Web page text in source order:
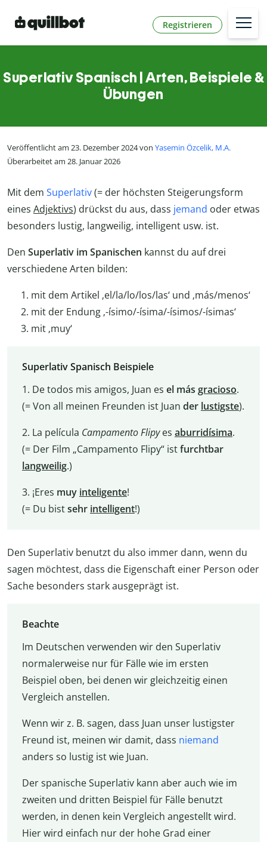
Registrieren
Superlativ Spanisch | Arten, Beispiele &
Übungen
Veröffentlicht am 23. Dezember 2024 von Yasemin Özcelik, M.A.
Überarbeitet am 28. Januar 2026
Mit dem Superlativ(= der höchsten Steigerungsform
eines Adjektivs) drückst du aus, dass jemand oder etwas
besonders lustig, langweilig, intelligent usw. ist.
Den Superlativ im Spanischen kannst du auf drei
verschiedene Arten bilden:
mit dem Artikel ‚el/la/lo/los/las‘ und ‚más/menos‘
mit der Endung ‚-ísimo/-ísima/-ísimos/-ísimas‘
mit ‚muy‘
Superlativ Spanisch Beispiele
1. De todos mis amigos, Juan es el más gracioso.
(= Von all meinen Freunden ist Juan der lustigste).
2. La película Campamento Flipyes aburridísima.
(= Der Film „Campamento Flipy“ istfurchtbar
langweilig.)
3. ¡Eres muy inteligente!
(= Du bistsehr intelligent!)
Den Superlativ benutzt du also immer dann, wenn du
sagen möchtest, dass die Eigenschaft einer Person oder
Sache besonders stark ausgeprägt ist.
Beachte
Im Deutschen verwenden wir den Superlativ
normalerweise nur für Fälle wie im ersten
Beispiel oben, bei denen wir gleichzeitig einen
Vergleich anstellen.
Wenn wir z. B. sagen, dass Juan unser lustigster
Freund ist, meinen wir damit, dass niemand
anders so lustig ist wie Juan.
Der spanische Superlativ kann aber auch wie im
zweiten und dritten Beispiel für Fälle benutzt
werden, in denen kein Vergleich angestellt wird.
Hier wird einfach nur der hohe Grad einer